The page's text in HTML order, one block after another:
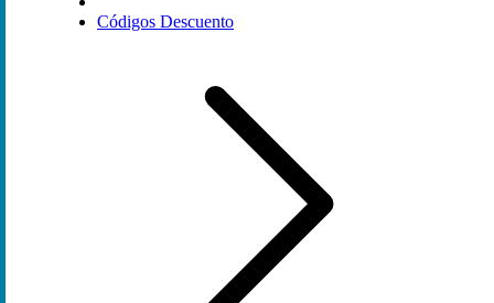
Códigos Descuento